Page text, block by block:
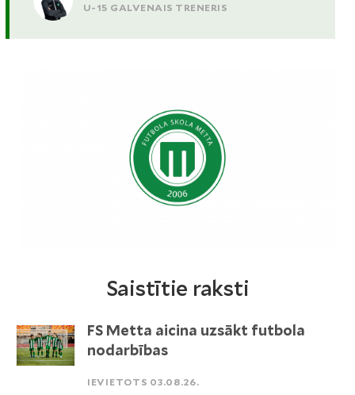
U-15 GALVENAIS TRENERIS
Saistītie raksti
FS Metta aicina uzsākt futbola
nodarbības
IEVIETOTS 03.08.26.